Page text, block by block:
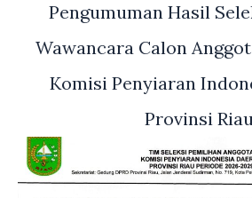
Pengumuman Hasil
Wawancara Calon
Komisi Penyiaran
Provinsi